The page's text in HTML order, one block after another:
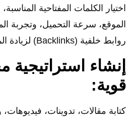
اختيار الكلمات المفتاحية
الموقع، سرعة التحميل، وتجربة
روابط خلفية (Backlinks) لزيادة الموثوقية.
إنشاء استراتيجية
قوية:
كتابة مقالات، تدوينات،